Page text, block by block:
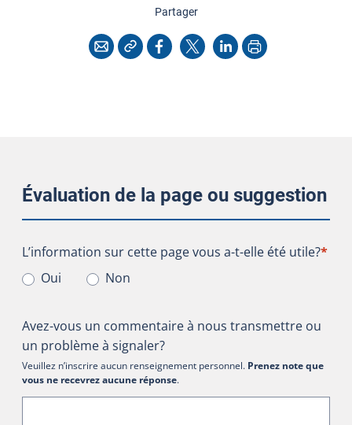
Partagercette page
CourrielCopier l'adresse
Facebook
X LinkedInImprimer
Évaluation de la page ou suggestion
L’information sur cette page vous a-t-elle été utile?
L’information sur cette page vous a-t-elle été utile?*
Oui
Non
Avez-vous un commentaire à nous transmettre ou
un problème à signaler?
Veuillez n’inscrire aucun renseignement personnel. Prenez note que
vous ne recevrez aucune réponse.